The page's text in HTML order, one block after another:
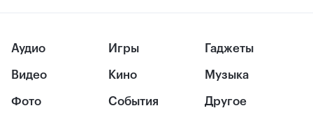
Аудио
Видео
Фото
Игры
Кино
События
Гаджеты
Музыка
Другое